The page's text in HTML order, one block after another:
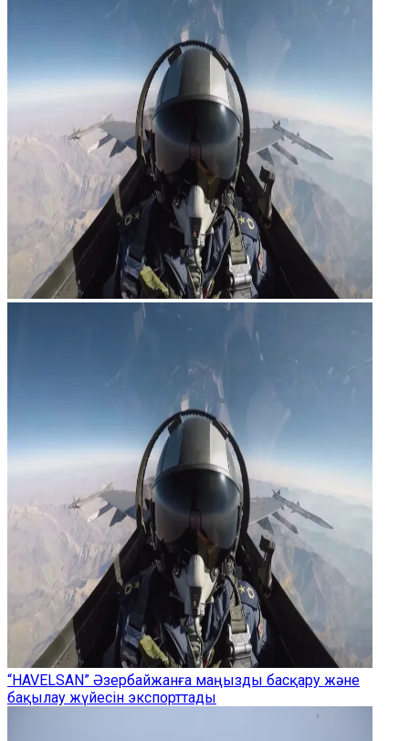
“HAVELSAN” Әзербайжанға маңызды басқару және
бақылау жүйесін экспорттады